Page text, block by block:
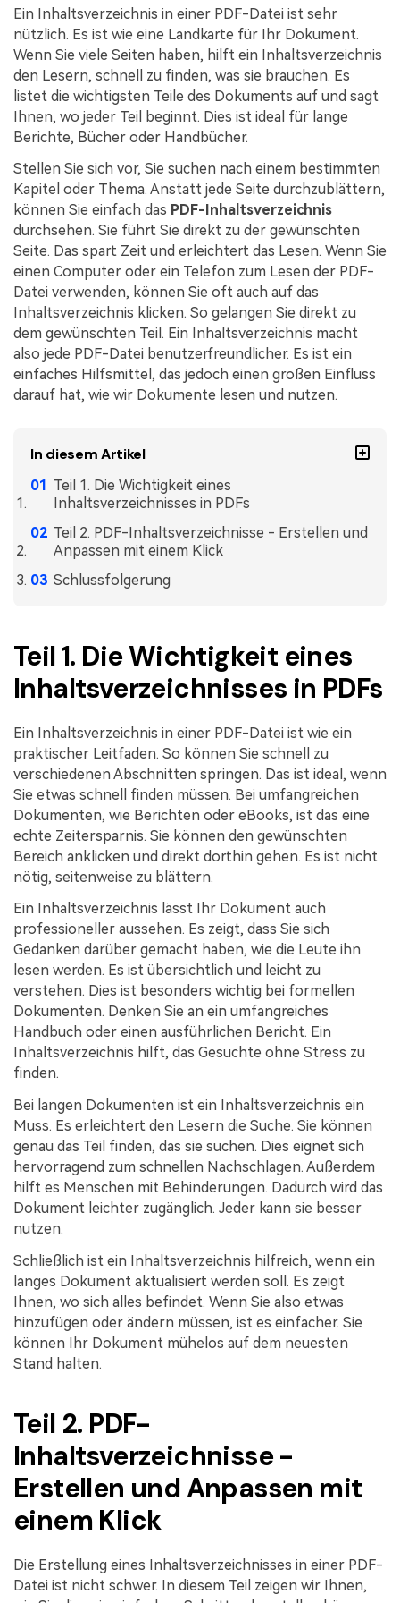
PDF OCR
PDF-Daten extrahieren
PDF freigeben
eSign PDFs rechtmäßig Neu
Bildung
Rechtliches
Gesundheitswesen
Finanzen
Regierung
Veröffentlichung
Kontakt zum Support
Was ist NEU
Benutzerhandbuch
PDFelement für Windows
PDFelement für Mac
PDFelement für iOS
PDFelement für Android
Mehr erfahren
Bewertungen
Sehen Sie, was unsere Nutzer sagen.
Kostenlose PDF-Vorlagen
Bearbeiten, Drucken und Anpassen von kostenlosen Vorlagen.
PDF-Wissen
Download-Zentrum
Laden Sie die leistungsstärksten und einfachsten PDF-Tools
Ein Inhaltsverzeichnis in einer PDF-Datei ist sehr
nützlich. Es ist wie eine Landkarte für Ihr Dokument.
Wenn Sie viele Seiten haben, hilft ein Inhaltsverzeichnis
den Lesern, schnell zu finden, was sie brauchen. Es
listet die wichtigsten Teile des Dokuments auf und sagt
Ihnen, wo jeder Teil beginnt. Dies ist ideal für lange
Berichte, Bücher oder Handbücher.
Stellen Sie sich vor, Sie suchen nach einem bestimmten
Kapitel oder Thema. Anstatt jede Seite durchzublättern,
können Sie einfach das PDF-Inhaltsverzeichnis
durchsehen. Sie führt Sie direkt zu der gewünschten
Seite. Das spart Zeit und erleichtert das Lesen. Wenn Sie
einen Computer oder ein Telefon zum Lesen der PDF-
Datei verwenden, können Sie oft auch auf das
Inhaltsverzeichnis klicken. So gelangen Sie direkt zu
dem gewünschten Teil. Ein Inhaltsverzeichnis macht
also jede PDF-Datei benutzerfreundlicher. Es ist ein
einfaches Hilfsmittel, das jedoch einen großen Einfluss
darauf hat, wie wir Dokumente lesen und nutzen.
In diesem Artikel
Teil 1. Die Wichtigkeit eines
Inhaltsverzeichnisses in PDFs
Teil 2. PDF-Inhaltsverzeichnisse - Erstellen und
Anpassen mit einem Klick
Schlussfolgerung
Teil 1. Die Wichtigkeit eines
Inhaltsverzeichnisses in PDFs
Ein Inhaltsverzeichnis in einer PDF-Datei ist wie ein
praktischer Leitfaden. So können Sie schnell zu
verschiedenen Abschnitten springen. Das ist ideal, wenn
Sie etwas schnell finden müssen. Bei umfangreichen
Dokumenten, wie Berichten oder eBooks, ist das eine
echte Zeitersparnis. Sie können den gewünschten
Bereich anklicken und direkt dorthin gehen. Es ist nicht
nötig, seitenweise zu blättern.
Ein Inhaltsverzeichnis lässt Ihr Dokument auch
professioneller aussehen. Es zeigt, dass Sie sich
Gedanken darüber gemacht haben, wie die Leute ihn
lesen werden. Es ist übersichtlich und leicht zu
verstehen. Dies ist besonders wichtig bei formellen
Dokumenten. Denken Sie an ein umfangreiches
Handbuch oder einen ausführlichen Bericht. Ein
Inhaltsverzeichnis hilft, das Gesuchte ohne Stress zu
finden.
Bei langen Dokumenten ist ein Inhaltsverzeichnis ein
Muss. Es erleichtert den Lesern die Suche. Sie können
genau das Teil finden, das sie suchen. Dies eignet sich
hervorragend zum schnellen Nachschlagen. Außerdem
hilft es Menschen mit Behinderungen. Dadurch wird das
Dokument leichter zugänglich. Jeder kann sie besser
nutzen.
Schließlich ist ein Inhaltsverzeichnis hilfreich, wenn ein
langes Dokument aktualisiert werden soll. Es zeigt
Ihnen, wo sich alles befindet. Wenn Sie also etwas
hinzufügen oder ändern müssen, ist es einfacher. Sie
können Ihr Dokument mühelos auf dem neuesten
Stand halten.
Teil 2. PDF-
Inhaltsverzeichnisse -
Erstellen und Anpassen mit
einem Klick
Die Erstellung eines Inhaltsverzeichnisses in einer PDF-
Datei ist nicht schwer. In diesem Teil zeigen wir Ihnen,